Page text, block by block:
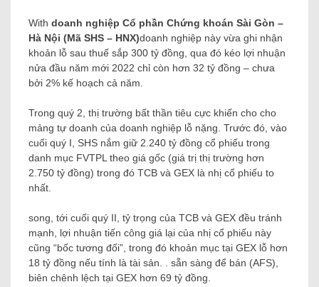
With doanh nghiệp Cổ phần Chứng khoán Sài Gòn –
Hà Nội (Mã SHS – HNX)doanh nghiệp này vừa ghi nhận
khoản lỗ sau thuế sắp 300 tỷ đồng, qua đó kéo lợi nhuận
nửa đầu năm mới 2022 chỉ còn hơn 32 tỷ đồng – chưa
bởi 2% kế hoạch cả năm.
Trong quý 2, thị trường bất thần tiêu cực khiến cho cho
mảng tự doanh của doanh nghiệp lỗ nặng. Trước đó, vào
cuối quý I, SHS nắm giữ 2.240 tỷ đồng cổ phiếu trong
danh mục FVTPL theo giá gốc (giá trị thị trường hơn
2.750 tỷ đồng) trong đó TCB và GEX là nhị cổ phiếu to
nhất.
song, tới cuối quý II, tỷ trọng của TCB và GEX đều tránh
mạnh, lợi nhuận tiến công giá lại của nhị cổ phiếu này
cũng “bốc tương đối”, trong đó khoản mục tại GEX lỗ hơn
18 tỷ đồng nếu tính là tài sản. . sẵn sàng để bán (AFS),
biên chênh lệch tại GEX hơn 69 tỷ đồng.